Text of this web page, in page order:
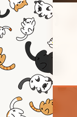
Перейти
к
контенту